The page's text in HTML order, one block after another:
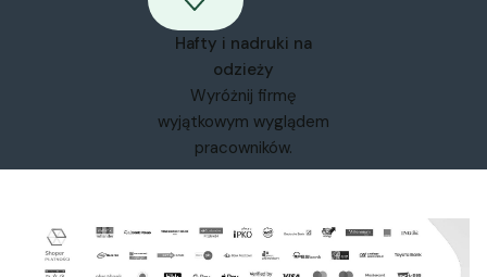
Hafty i nadruki na
odzieży
Wyróżnij firmę
wyjątkowym wyglądem
pracowników.